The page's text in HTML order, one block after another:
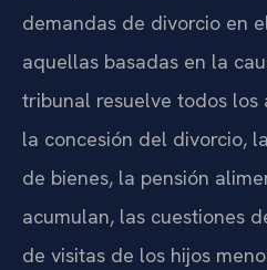
demandas de divorcio en
aquellas basadas en la
tribunal resuelve todos los
la concesión del divorcio,
de bienes, la pensión
acumulan, las cuestiones
de visitas de los hijos